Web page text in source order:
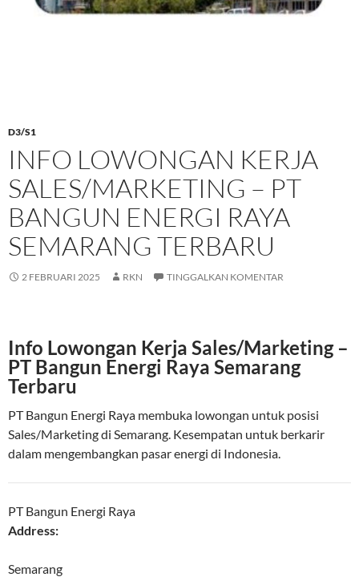
D3/S1
INFO LOWONGAN KERJA
SALES/MARKETING – PT
BANGUN ENERGI RAYA
SEMARANG TERBARU
2 FEBRUARI 2025 RKN TINGGALKAN KOMENTAR
Info Lowongan Kerja Sales/Marketing –
PT Bangun Energi Raya Semarang
Terbaru
PT Bangun Energi Raya membuka lowongan untuk posisi
Sales/Marketing di Semarang. Kesempatan untuk berkarir
dalam mengembangkan pasar energi di Indonesia.
PT Bangun Energi Raya
Address:
Semarang